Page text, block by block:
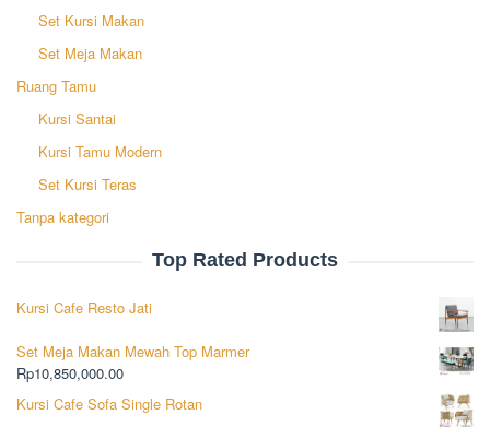
Set Kursi Makan
Set Meja Makan
Ruang Tamu
Kursi Santai
Kursi Tamu Modern
Set Kursi Teras
Tanpa kategori
Top Rated Products
Kursi Cafe Resto Jati
Set Meja Makan Mewah Top Marmer
Rp10,850,000.00
Kursi Cafe Sofa Single Rotan